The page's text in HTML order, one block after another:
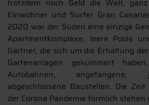
trotzdem noch Geld die Welt,
Einwohner und Surfer Gran
2020 war der Süden eine einzige
Apartmentkomplexe, leere Pools
Gärtner, die sich um die Erhaltung
Gartenanlagen gekümmert
Autobahnen,
abgeschlossene Baustellen. Die
der Corona Pandemie förmlich stehen